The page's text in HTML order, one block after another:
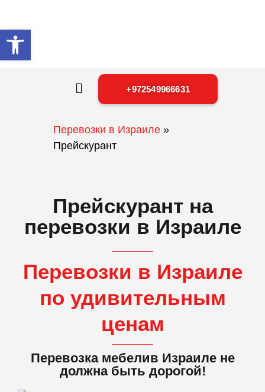
+972549966631
Перевозки в Израиле »
Прейскурант
Прейскурант на
перевозки в Израиле
Перевозки в Израиле
по удивительным
ценам
Перевозка мебелив Израиле не
должна быть дорогой!
Открыть панель инструментов